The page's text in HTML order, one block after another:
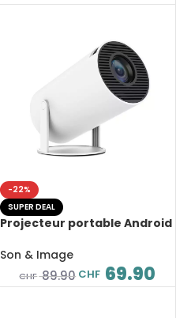
-22%
SUPER DEAL
Projecteur portable Android
6, rotation 180°, Home
cinéma
Son & Image
CHF89.90 CHF 69.90